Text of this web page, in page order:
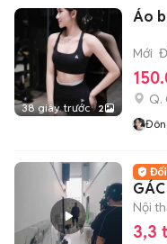
38 giây trước 2
Áo
Mới
Q.
ĐẠI
Nội
3,3